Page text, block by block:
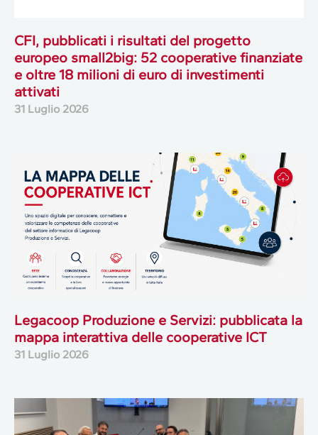
CFI, pubblicati i risultati del progetto
europeo small2big: 52 cooperative finanziate
e oltre 18 milioni di euro di investimenti
attivati
31 Luglio 2026
Legacoop Produzione e Servizi: pubblicata la
mappa interattiva delle cooperative ICT
31 Luglio 2026